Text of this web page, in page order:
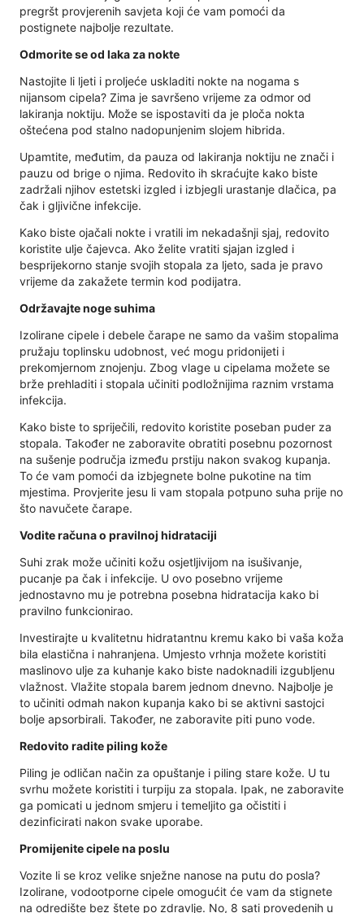
pregršt provjerenih savjeta koji će vam pomoći da
postignete najbolje rezultate.
Odmorite se od laka za nokte
Nastojite li ljeti i proljeće uskladiti nokte na nogama s
nijansom cipela? Zima je savršeno vrijeme za odmor od
lakiranja noktiju. Može se ispostaviti da je ploča nokta
oštećena pod stalno nadopunjenim slojem hibrida.
Upamtite, međutim, da pauza od lakiranja noktiju ne znači i
pauzu od brige o njima. Redovito ih skraćujte kako biste
zadržali njihov estetski izgled i izbjegli urastanje dlačica, pa
čak i gljivične infekcije.
Kako biste ojačali nokte i vratili im nekadašnji sjaj, redovito
koristite ulje čajevca. Ako želite vratiti sjajan izgled i
besprijekorno stanje svojih stopala za ljeto, sada je pravo
vrijeme da zakažete termin kod podijatra.
Održavajte noge suhima
Izolirane cipele i debele čarape ne samo da vašim stopalima
pružaju toplinsku udobnost, već mogu pridonijeti i
prekomjernom znojenju. Zbog vlage u cipelama možete se
brže prehladiti i stopala učiniti podložnijima raznim vrstama
infekcija.
Kako biste to spriječili, redovito koristite poseban puder za
stopala. Također ne zaboravite obratiti posebnu pozornost
na sušenje područja između prstiju nakon svakog kupanja.
To će vam pomoći da izbjegnete bolne pukotine na tim
mjestima. Provjerite jesu li vam stopala potpuno suha prije no
što navučete čarape.
Vodite računa o pravilnoj hidrataciji
Suhi zrak može učiniti kožu osjetljivijom na isušivanje,
pucanje pa čak i infekcije. U ovo posebno vrijeme
jednostavno mu je potrebna posebna hidratacija kako bi
pravilno funkcionirao.
Investirajte u kvalitetnu hidratantnu kremu kako bi vaša koža
bila elastična i nahranjena. Umjesto vrhnja možete koristiti
maslinovo ulje za kuhanje kako biste nadoknadili izgubljenu
vlažnost. Vlažite stopala barem jednom dnevno. Najbolje je
to učiniti odmah nakon kupanja kako bi se aktivni sastojci
bolje apsorbirali. Također, ne zaboravite piti puno vode.
Redovito radite piling kože
Piling je odličan način za opuštanje i piling stare kože. U tu
svrhu možete koristiti i turpiju za stopala. Ipak, ne zaboravite
ga pomicati u jednom smjeru i temeljito ga očistiti i
dezinficirati nakon svake uporabe.
Promijenite cipele na poslu
Vozite li se kroz velike snježne nanose na putu do posla?
Izolirane, vodootporne cipele omogućit će vam da stignete
na odredište bez štete po zdravlje. No, 8 sati provedenih u